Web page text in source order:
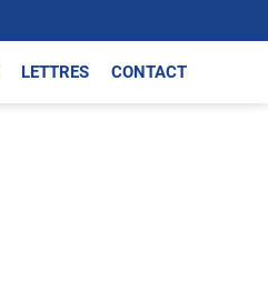
LETTRES CONTACT